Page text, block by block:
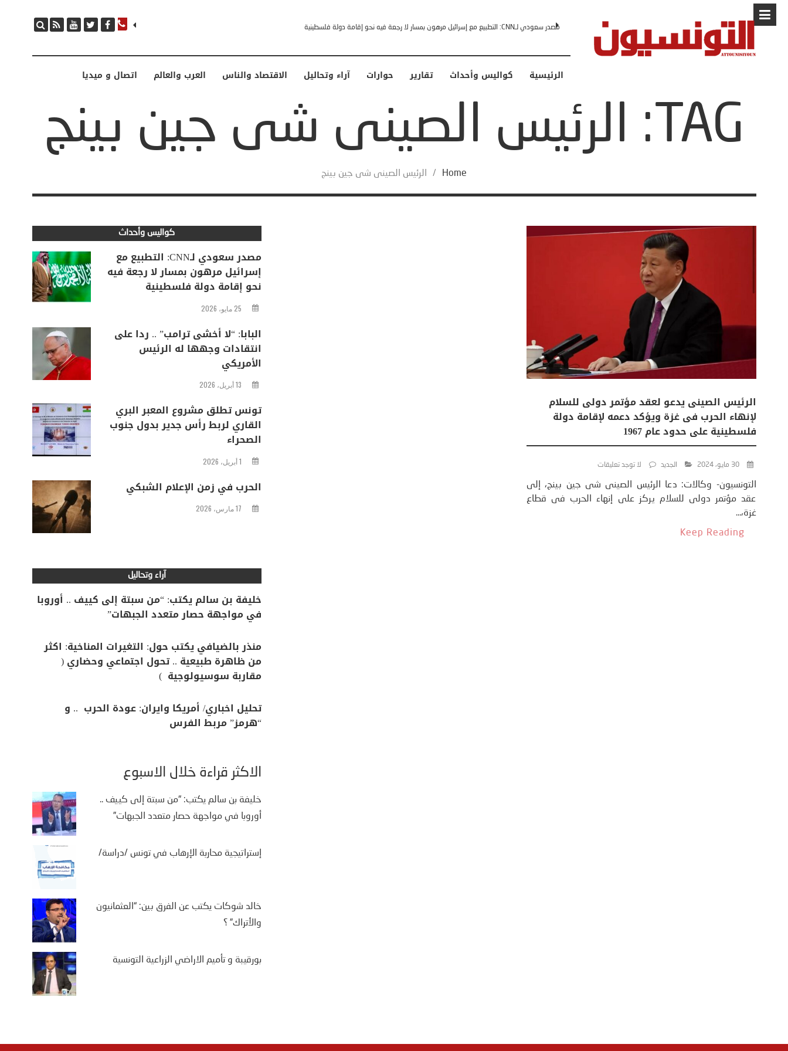
مصدر سعودي لـCNN: التطبيع مع إسرائيل مرهون بمسار لا رجعة فيه نحو إقامة دولة فلسطينية
الرئيسية كواليس وأحداث تقارير حوارات آراء وتحاليل الاقتصاد والناس العرب والعالم اتصال و ميديا
TAG: الرئيس الصينى شى جين بينج
Home
/ الرئيس الصينى شى جين بينج
الرئيس الصينى يدعو لعقد مؤتمر دولى للسلام
لإنهاء الحرب فى غزة ويؤكد دعمه لإقامة دولة
فلسطينية على حدود عام 1967
30 مايو، 2024 الجديد لا توجد تعليقات
التونسيون- وكالات: دعا الرئيس الصينى شى جين بينج، إلى
عقد مؤتمر دولى للسلام يركز على إنهاء الحرب فى قطاع
غزة،...
Keep Reading
كواليس وأحداث
مصدر سعودي لـCNN: التطبيع مع
إسرائيل مرهون بمسار لا رجعة فيه
نحو إقامة دولة فلسطينية
25 مايو، 2026
البابا: “لا أخشى ترامب” .. ردا على
انتقادات وجهها له الرئيس
الأمريكي
13 أبريل، 2026
تونس تطلق مشروع المعبر البري
القاري لربط رأس جدير بدول جنوب
الصحراء
1 أبريل، 2026
الحرب في زمن الإعلام الشبكي
17 مارس، 2026
آراء وتحاليل
خليفة بن سالم يكتب: “من سبتة إلى كييف .. أوروبا
في مواجهة حصار متعدد الجبهات”
منذر بالضيافي يكتب حول: التغيرات المناخية: اكثر
من ظاهرة طبيعية .. تحول اجتماعي وحضاري (
مقاربة سوسيولوجية )
تحليل اخباري/ أمريكا وايران: عودة الحرب .. و
“هرمز” مربط الفرس
الأكثر قراءة خلال الأسبوع
خليفة بن سالم يكتب: “من سبتة إلى كييف ..
أوروبا في مواجهة حصار متعدد الجبهات”
إستراتيجية محاربة الإرهاب في تونس /دراسة/
خالد شوكات يكتب عن الفرق بين: “العثمانيون
والأتراك” ؟
بورقيبة و تأميم الاراضي الزراعية التونسية